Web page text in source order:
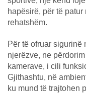
hapësirë, për të
rehatshëm.
Për të ofruar sigurinë
njerëzve, ne
kamerave, i cili
Gjithashtu, në
ku mund të trajtohen